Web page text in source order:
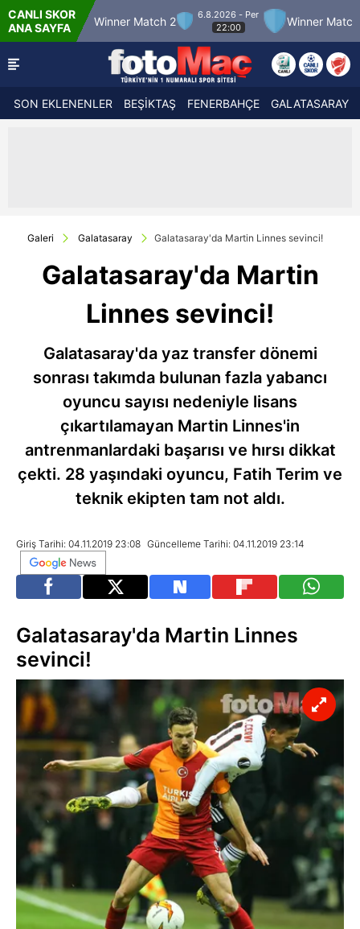
CANLI SKOR
ANA SAYFA
12 Winner Match 2
6.8.2026 - Per
22:00
Winner Match 3
SON EKLENENLER BEŞİKTAŞ FENERBAHÇE GALATASARAY
Galeri Galatasaray Galatasaray'da Martin Linnes sevinci!
Galatasaray'da Martin
Linnes sevinci!
Galatasaray'da yaz transfer dönemi
sonrası takımda bulunan fazla yabancı
oyuncu sayısı nedeniyle lisans
çıkartılamayan Martin Linnes'in
antrenmanlardaki başarısı ve hırsı dikkat
çekti. 28 yaşındaki oyuncu, Fatih Terim ve
teknik ekipten tam not aldı.
Giriş Tarihi: 04.11.2019 23:08 Güncelleme Tarihi: 04.11.2019 23:14
Galatasaray'da Martin Linnes
sevinci!